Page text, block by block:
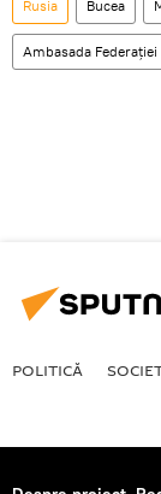
Rusia Bucea
Ambasada
POLITICĂ